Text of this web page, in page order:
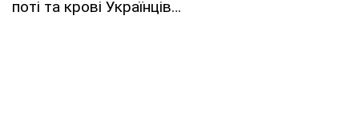
поті та крові Українців…